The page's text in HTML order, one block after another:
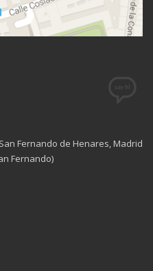
Fernando de Henares, Madrid
Fernando)